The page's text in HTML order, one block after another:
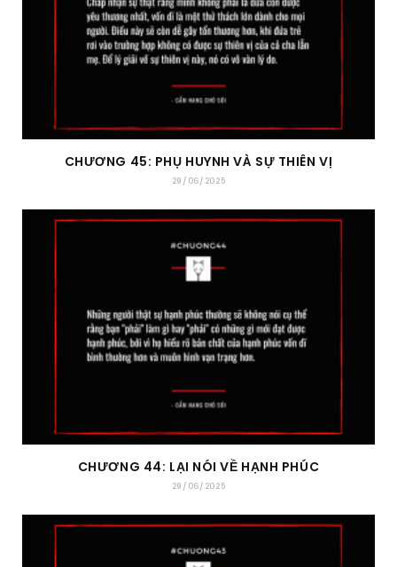
CHƯƠNG 45: PHỤ HUYNH VÀ SỰ THIÊN VỊ
29/06/2025
CHƯƠNG 44: LẠI NÓI VỀ HẠNH PHÚC
29/06/2025